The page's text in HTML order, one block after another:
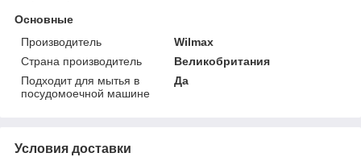
Основные
Производитель
Wilmax
Страна производитель
Великобритания
Подходит для мытья в
посудомоечной машине
Да
Условия доставки